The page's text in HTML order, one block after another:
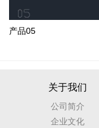
产品05
关于我们
公司简介
企业文化